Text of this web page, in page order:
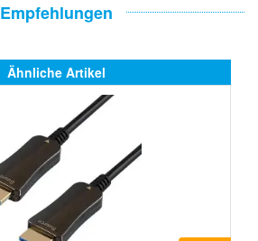
Empfehlungen
Ähnliche Artikel